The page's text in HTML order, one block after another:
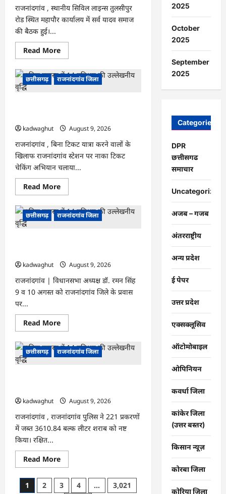
के
बेटे
का
बना
आधार
कार्ड…
राजनांदगांव , स्थानीय सिविल लाइन्स तुलसीपुर
रोड स्थित महापौर कार्यालय में सर्व यादव समाज
की बैठक हुई।...
Read MoreRead
more
राजनांदगांव
:
एक
की
पहचान
है…
छत्तीसगढ़ राजनांदगांव जिला
kadwaghut
August 9, 2026
राजनांदगांव , बिना टिकट यात्रा करने वालों के
खिलाफ राजनांदगांव स्टेशन पर नाका टिकट
चेकिंग अभियान चलाया...
Read MoreRead
more
राजनांदगांव
:
टिकट
पकड़े
312
यात्री…
छत्तीसगढ़ राजनांदगांव जिला
kadwaghut
August 9, 2026
राजनांदगांव | विधानसभा अध्यक्ष डॉ. रमन सिंह
9 व 10 अगस्त को राजनांदगांव जिले के प्रवास
पर...
Read MoreRead
more
राजनांदगांव
:
विधानसभा
कल
के
प्रवास
पर…
छत्तीसगढ़ राजनांदगांव जिला
kadwaghut
August 9, 2026
राजनांदगांव , राजनांदगांव पुलिस ने 221 प्रकरणों
में जब्त 3610.84 बल्क लीटर शराब को नष्ट
किया। रक्षित...
Read MoreRead
more
राजनांदगांव
:
Posts
1 2 3 4 … 3,021
2025
October
2025
September
2025
Categories
DPR
छत्तीसगढ
समाचार
Uncategorized
अजब – गजब
अंतरराष्ट्रीय
अन्य प्रदेश
ई पेपर
उत्तर प्रदेश
एक्सक्लूसिव
ऑटोमोबाइल
ओपिनियन
कवर्धा जिला
कांकेर जिला
(उत्तर बस्तर)
किसान न्यूज़
कोरबा जिला
कोरिया जिला